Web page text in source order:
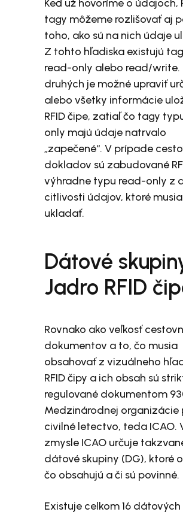
Keď už hovoríme o údajoch,
tagy môžeme rozlišovať aj
toho, ako sú na nich údaje
Z tohto hľadiska existujú
read-only alebo read/write.
druhých je možné upraviť
alebo všetky informácie
RFID čipe, zatiaľ čo tagy
only majú údaje natrvalo
„zapečené“. V prípade
dokladov sú zabudované
výhradne typu read-only z
citlivosti údajov, ktoré musia
ukladať.
Dátové
Jadro RFID
Rovnako ako veľkosť
dokumentov a to, čo musia
obsahovať z vizuálneho
RFID čipy a ich obsah sú
regulované dokumentom
Medzinárodnej organizácie
civilné letectvo, teda ICAO.
zmysle ICAO určuje
dátové skupiny (DG), ktoré
čo obsahujú a či sú povinné.
Existuje celkom 16 dátových